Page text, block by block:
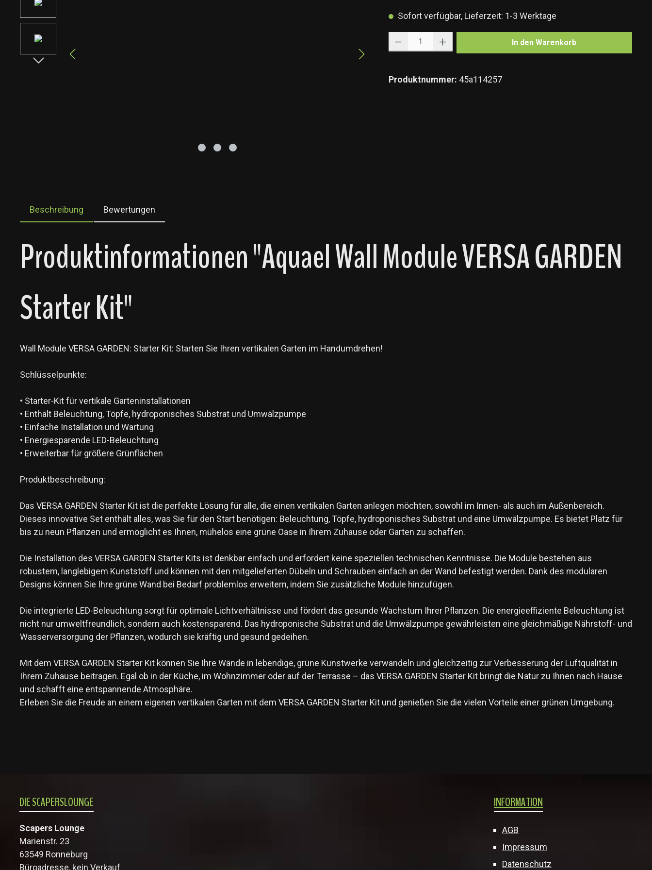
Sofort verfügbar, Lieferzeit: 1-3 Werktage
In den Warenkorb
Produktnummer: 45a114257
Beschreibung Bewertungen
Produktinformationen "Aquael Wall Module VERSA GARDEN
Starter Kit"
Wall Module VERSA GARDEN: Starter Kit: Starten Sie Ihren vertikalen Garten im Handumdrehen!
Schlüsselpunkte:
• Starter-Kit für vertikale Garteninstallationen
• Enthält Beleuchtung, Töpfe, hydroponisches Substrat und Umwälzpumpe
• Einfache Installation und Wartung
• Energiesparende LED-Beleuchtung
• Erweiterbar für größere Grünflächen
Produktbeschreibung:
Das VERSA GARDEN Starter Kit ist die perfekte Lösung für alle, die einen vertikalen Garten anlegen möchten, sowohl im Innen- als auch im Außenbereich.
Dieses innovative Set enthält alles, was Sie für den Start benötigen: Beleuchtung, Töpfe, hydroponisches Substrat und eine Umwälzpumpe. Es bietet Platz für
bis zu neun Pflanzen und ermöglicht es Ihnen, mühelos eine grüne Oase in Ihrem Zuhause oder Garten zu schaffen.
Die Installation des VERSA GARDEN Starter Kits ist denkbar einfach und erfordert keine speziellen technischen Kenntnisse. Die Module bestehen aus
robustem, langlebigem Kunststoff und können mit den mitgelieferten Dübeln und Schrauben einfach an der Wand befestigt werden. Dank des modularen
Designs können Sie Ihre grüne Wand bei Bedarf problemlos erweitern, indem Sie zusätzliche Module hinzufügen.
Die integrierte LED-Beleuchtung sorgt für optimale Lichtverhältnisse und fördert das gesunde Wachstum Ihrer Pflanzen. Die energieeffiziente Beleuchtung ist
nicht nur umweltfreundlich, sondern auch kostensparend. Das hydroponische Substrat und die Umwälzpumpe gewährleisten eine gleichmäßige Nährstoff- und
Wasserversorgung der Pflanzen, wodurch sie kräftig und gesund gedeihen.
Mit dem VERSA GARDEN Starter Kit können Sie Ihre Wände in lebendige, grüne Kunstwerke verwandeln und gleichzeitig zur Verbesserung der Luftqualität in
Ihrem Zuhause beitragen. Egal ob in der Küche, im Wohnzimmer oder auf der Terrasse – das VERSA GARDEN Starter Kit bringt die Natur zu Ihnen nach Hause
und schafft eine entspannende Atmosphäre.
Erleben Sie die Freude an einem eigenen vertikalen Garten mit dem VERSA GARDEN Starter Kit und genießen Sie die vielen Vorteile einer grünen Umgebung.
DIE SCAPERSLOUNGE
Scapers Lounge
Marienstr. 23
63549 Ronneburg
Büroadresse, kein Verkauf
INFORMATION
AGB
Impressum
Datenschutz